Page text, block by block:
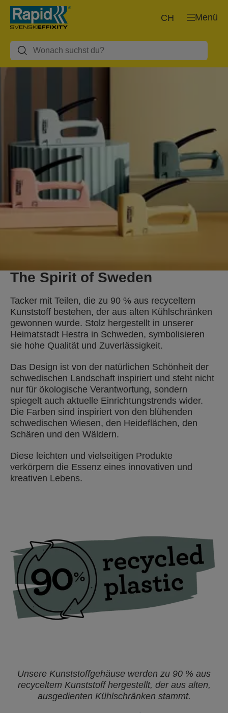
Menü
CH
The Spirit of Sweden
Tacker mit Teilen, die zu 90 % aus recyceltem
Kunststoff bestehen, der aus alten Kühlschränken
gewonnen wurde. Stolz hergestellt in unserer
Heimatstadt Hestra in Schweden, symbolisieren
sie hohe Qualität und Zuverlässigkeit.
Das Design ist von der natürlichen Schönheit der
schwedischen Landschaft inspiriert und steht nicht
nur für ökologische Verantwortung, sondern
spiegelt auch aktuelle Einrichtungstrends wider.
Die Farben sind inspiriert von den blühenden
schwedischen Wiesen, den Heideflächen, den
Schären und den Wäldern.
Diese leichten und vielseitigen Produkte
verkörpern die Essenz eines innovativen und
kreativen Lebens.
Unsere Kunststoffgehäuse werden zu 90 % aus
recyceltem Kunststoff hergestellt, der aus alten,
ausgedienten Kühlschränken stammt.